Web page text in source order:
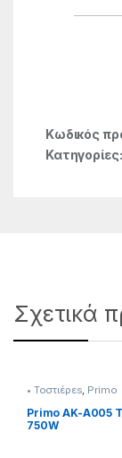
Κωδικός
Κατηγορίες:
Σχετικά
• Τοστιέρεs, Primo
Primo AK-A005
750W